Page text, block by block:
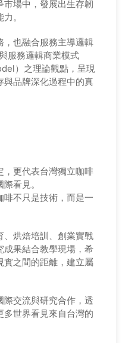
場中，發展出生存韌
。
，也融合服務主導邏輯
服務邏輯商業模式
）之理論觀點，呈現
與品牌深化過程中的真
，更代表台灣獨立咖啡
看見。
不只是技術，而是一
、烘焙培訓、創業實戰
成果結合教學現場，希
實之間的距離，建立屬
際交流與研究合作，透
世界看見來自台灣的